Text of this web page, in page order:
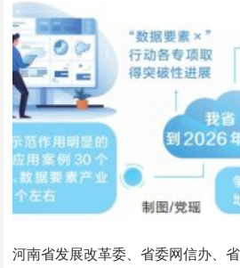
河南省发展改革委、省委网信办、